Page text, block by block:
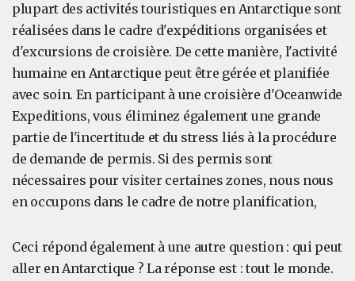
plupart des activités touristiques en Antarctique sont
réalisées dans le cadre d'expéditions organisées et
d'excursions de croisière. De cette manière, l'activité
humaine en Antarctique peut être gérée et planifiée
avec soin. En participant à une croisière d'Oceanwide
Expeditions, vous éliminez également une grande
partie de l'incertitude et du stress liés à la procédure
de demande de permis. Si des permis sont
nécessaires pour visiter certaines zones, nous nous
en occupons dans le cadre de notre planification,
Ceci répond également à une autre question : qui peut
aller en Antarctique ? La réponse est : tout le monde.